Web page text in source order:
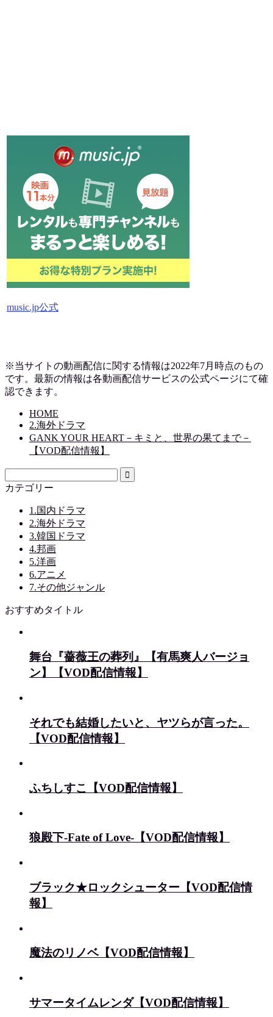
music.jp公式
※当サイトの動画配信に関する情報は2022年7月時点のもの
です。最新の情報は各動画配信サービスの公式ページにて確
認できます。
HOME
2.海外ドラマ
GANK YOUR HEART－キミと、世界の果てまで－
【VOD配信情報】
カテゴリー
1.国内ドラマ
2.海外ドラマ
3.韓国ドラマ
4.邦画
5.洋画
6.アニメ
7.その他ジャンル
おすすめタイトル
舞台『薔薇王の葬列』【有馬爽人バージョ
ン】【VOD配信情報】
それでも結婚したいと、ヤツらが言った。
【VOD配信情報】
ふちしすこ【VOD配信情報】
狼殿下‐Fate of Love‐【VOD配信情報】
ブラック★ロックシューター【VOD配信情
報】
魔法のリノベ【VOD配信情報】
サマータイムレンダ【VOD配信情報】